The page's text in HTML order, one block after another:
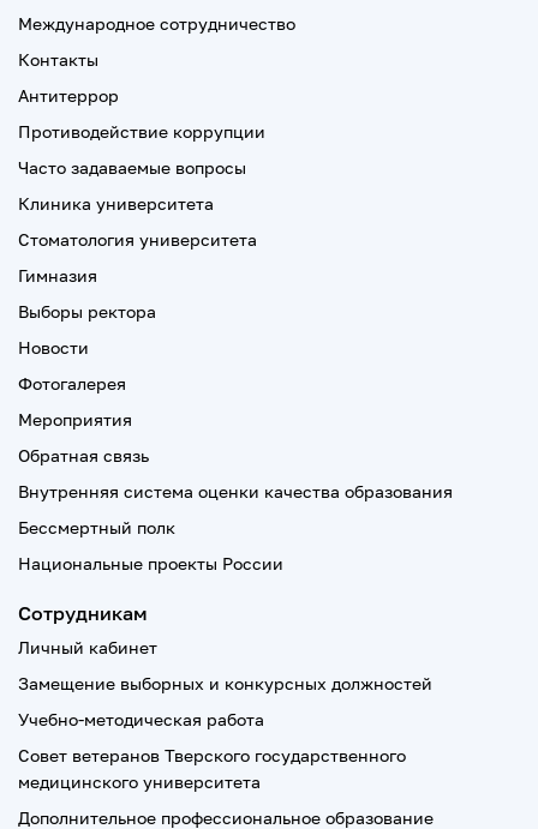
Международное сотрудничество
Контакты
Антитеррор
Противодействие коррупции
Часто задаваемые вопросы
Клиника университета
Стоматология университета
Гимназия
Выборы ректора
Новости
Фотогалерея
Мероприятия
Обратная связь
Внутренняя система оценки качества образования
Бессмертный полк
Национальные проекты России
Сотрудникам
Личный кабинет
Замещение выборных и конкурсных должностей
Учебно-методическая работа
Совет ветеранов Тверского государственного
медицинского университета
Дополнительное профессиональное образование